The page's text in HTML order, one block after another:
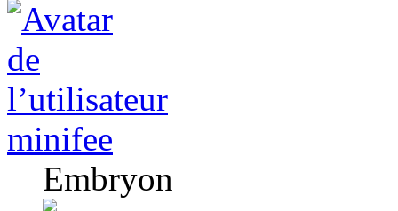
minifee
Embryon